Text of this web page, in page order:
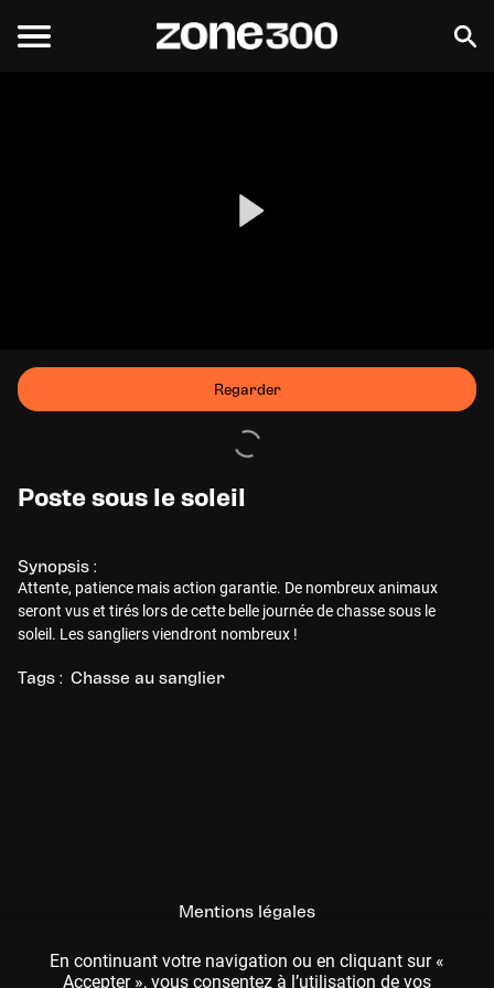
Regarder
Poste sous le soleil
Synopsis :
Attente, patience mais action garantie. De nombreux animaux
seront vus et tirés lors de cette belle journée de chasse sous le
soleil. Les sangliers viendront nombreux !
Tags : Chasse au sanglier
Mentions légales
CGU
En continuant votre navigation ou en cliquant sur «
Accepter », vous consentez à l’utilisation de vos